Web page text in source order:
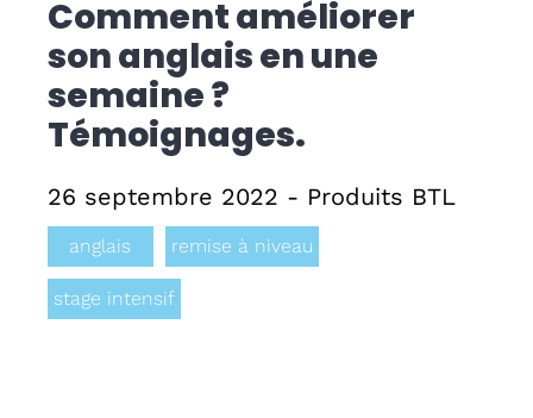
Comment améliorer
son anglais en une
semaine ?
Témoignages.
26 septembre 2022 - Produits BTL
anglais remise à niveau
stage intensif